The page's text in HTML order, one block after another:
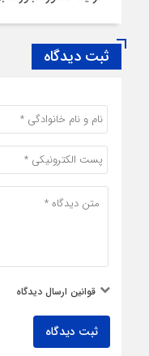
ثبت دیدگاه
قوانین ارسال دیدگاه
ثبت دیدگاه